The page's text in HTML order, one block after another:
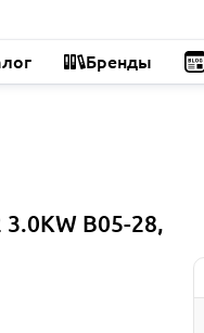
Бренды
3.0KW B05-28,